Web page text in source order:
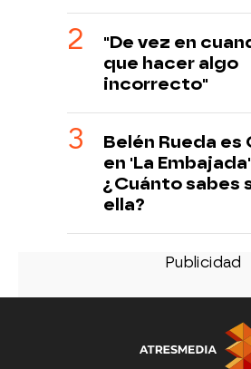
"De vez en
que hacer algo
incorrecto"
Belén Rueda es
en 'La
¿Cuánto sabes
ella?